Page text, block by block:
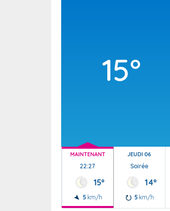
15°
MAINTENANT
22:27
15°
5 km/h
JEUDI 06
Soirée
14°
5 km/h